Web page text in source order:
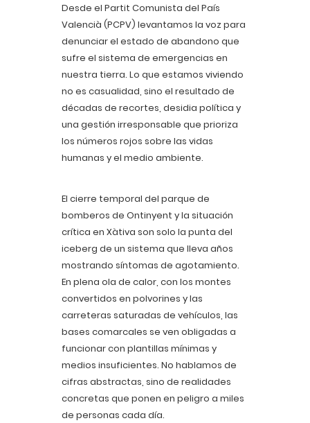
Desde el Partit Comunista del País
Valencià (PCPV) levantamos la voz para
denunciar el estado de abandono que
sufre el sistema de emergencias en
nuestra tierra. Lo que estamos viviendo
no es casualidad, sino el resultado de
décadas de recortes, desidia política y
una gestión irresponsable que prioriza
los números rojos sobre las vidas
humanas y el medio ambiente.
El cierre temporal del parque de
bomberos de Ontinyent y la situación
crítica en Xàtiva son solo la punta del
iceberg de un sistema que lleva años
mostrando síntomas de agotamiento.
En plena ola de calor, con los montes
convertidos en polvorines y las
carreteras saturadas de vehículos, las
bases comarcales se ven obligadas a
funcionar con plantillas mínimas y
medios insuficientes. No hablamos de
cifras abstractas, sino de realidades
concretas que ponen en peligro a miles
de personas cada día.